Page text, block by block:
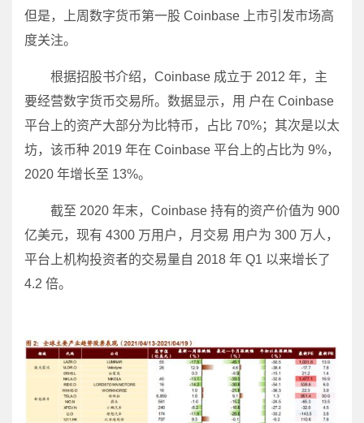
但是，上周数字货币第一股 Coinbase 上市引发市场高
度关注。
根据招股书介绍，Coinbase 成立于 2012 年，主
要经营数字货币交易所。数据显示，用 户在 Coinbase
平台上的资产大部分为比特币，占比 70%；其次是以太
坊，该币种 2019 年在 Coinbase 平台上的占比为 9%，
2020 年增长至 13%。
截至 2020 年末，Coinbase 持有的资产价值为 900
亿美元，现有 4300 万用户，月交易 用户为 300 万人，
平台上机构投资者的交易量自 2018 年 Q1 以来增长了
4.2 倍。